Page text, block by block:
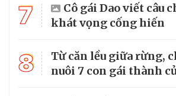
7
Cô gái Dao viết câu
khát vọng cống hiến
8
Từ căn lều giữa rừng,
nuôi 7 con gái thành